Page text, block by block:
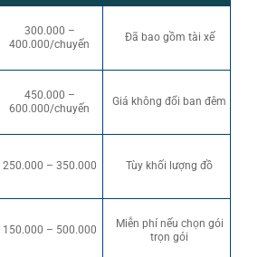
300.000 –
400.000/chuyến
Đã bao gồm tài xế
450.000 –
600.000/chuyến
Giá không đổi ban đêm
250.000 – 350.000 Tùy khối lượng đồ
150.000 – 500.000
Miễn phí nếu chọn gói
trọn gói